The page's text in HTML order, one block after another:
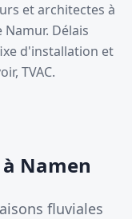
et architectes à
Délais
d'installation et
TVAC.
Namen
fluviales